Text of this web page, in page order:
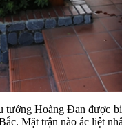
Hoàng Đan được
Mặt trận nào ác liệt